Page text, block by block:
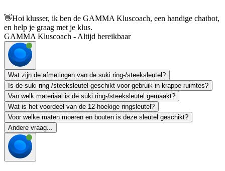
👋Hoi klusser, ik ben de GAMMA Kluscoach, een handige chatbot,
en help je graag met je klus.
GAMMA Kluscoach - Altijd bereikbaar
Wat zijn de afmetingen van de suki ring-/steeksleutel?
Is de suki ring-/steeksleutel geschikt voor gebruik in krappe ruimtes?
Van welk materiaal is de suki ring-/steeksleutel gemaakt?
Wat is het voordeel van de 12-hoekige ringsleutel?
Voor welke maten moeren en bouten is deze sleutel geschikt?
Andere vraag...